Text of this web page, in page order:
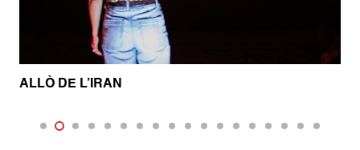
ALLÒ DE L’IRAN